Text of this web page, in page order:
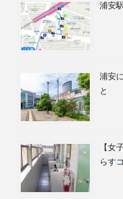
浦安
浦安
と
【女
らす